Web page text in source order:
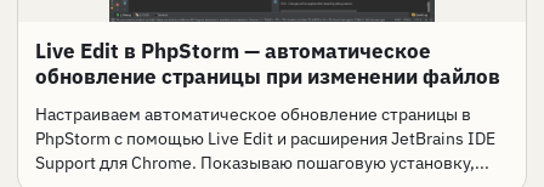
Live Edit в PhpStorm — автоматическое
обновление страницы при изменении файлов
Настраиваем автоматическое обновление страницы в
PhpStorm с помощью Live Edit и расширения JetBrains IDE
Support для Chrome. Показываю пошаговую установку,...